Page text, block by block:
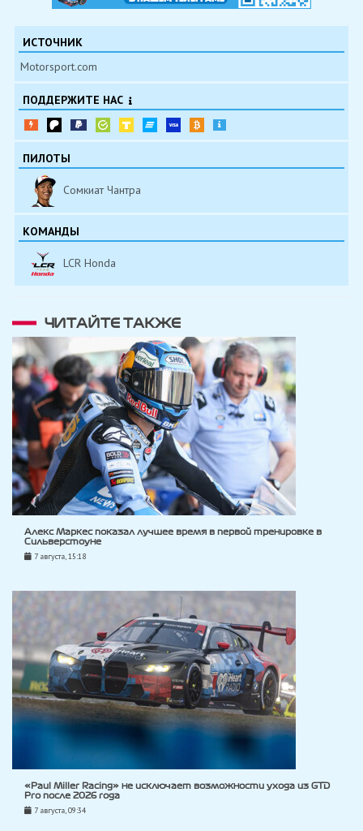
ИСТОЧНИК
Motorsport.com
ПОДДЕРЖИТЕ НАС
ПИЛОТЫ
Сомкиат Чантра
КОМАНДЫ
LCR Honda
ЧИТАЙТЕ ТАКЖЕ
Алекс Маркес показал лучшее время в первой тренировке в
Сильверстоуне
7 августа, 15:18
«Paul Miller Racing» не исключает возможности ухода из GTD
Pro после 2026 года
7 августа, 09:34